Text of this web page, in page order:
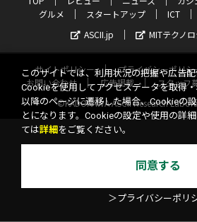
グルメ
スタートアップ ICT
ASCII.jp
MITテクノ
サイトポリシー プライバシーポリシ
お問い合わせ
広告掲載 スタッフ
©KADOKAWA ASCII Research
このサイトでは、利用状況の把握や広告配
Cookieを使用してアクセスデータを取得
以降のページに遷移した場合、Cookieの
とになります。Cookieの設定や使用の詳
ては詳細 をご覧ください。
同意する
＞プライバシーポリ